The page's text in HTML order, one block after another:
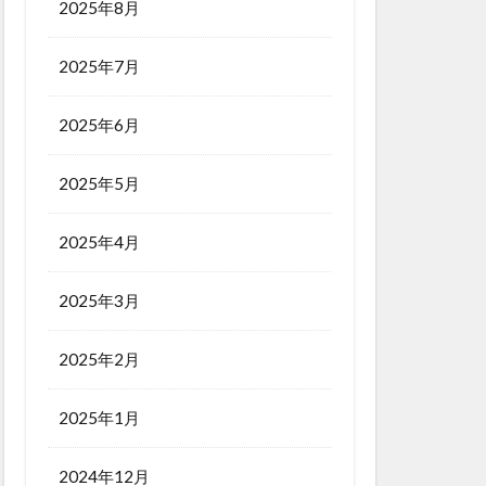
2025年8月
2025年7月
2025年6月
2025年5月
2025年4月
2025年3月
2025年2月
2025年1月
2024年12月